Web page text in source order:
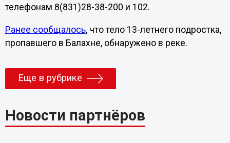
телефонам 8(831)28-38-200 и 102.
Ранее сообщалось, что тело 13-летнего подростка,
пропавшего в Балахне, обнаружено в реке.
Еще в рубрике
Новости партнёров